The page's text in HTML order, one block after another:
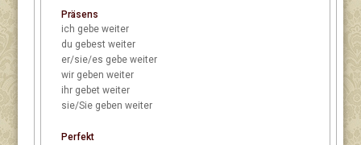
Präsens
ich gebe weiter
du gebest weiter
er/sie/es gebe weiter
wir geben weiter
ihr gebet weiter
sie/Sie geben weiter
Perfekt